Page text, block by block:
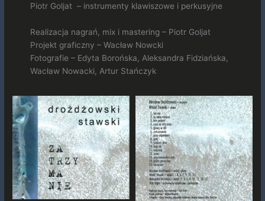
Piotr Goljat – instrumenty klawiszowe i perkusyjne
Realizacja nagrań, mix i mastering – Piotr Goljat
Projekt graficzny – Wacław Nowcki
Fotografie – Edyta Borońska, Aleksandra Fidziańska,
Wacław Nowacki, Artur Stańczyk